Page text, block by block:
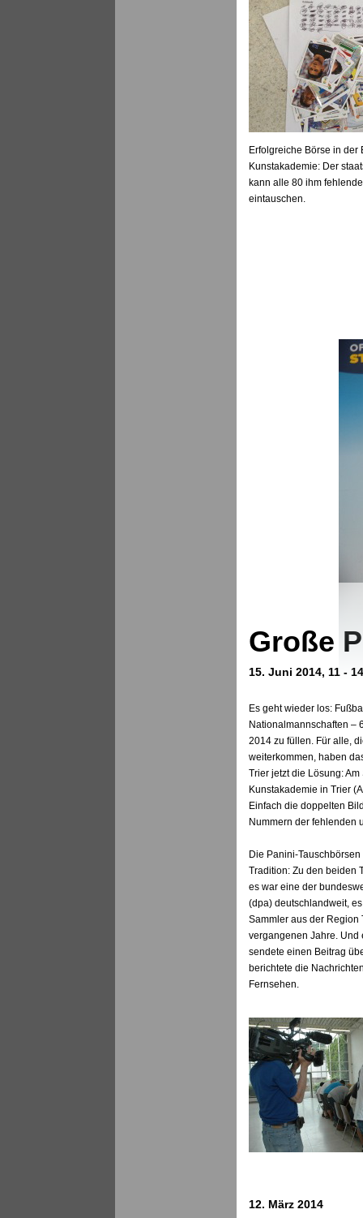
12. März 2014
Große
15. Juni 2014, 11 -
Es geht wieder los:
Nationalmannschaften –
2014 zu füllen. Für alle,
weiterkommen, haben
Trier jetzt die Lösung:
Kunstakademie in Trier
Einfach die doppelten
Nummern der fehlenden
Die Panini-
Tradition: Zu den beiden
es war eine der
(dpa) deutschlandweit,
Sammler aus der Region
vergangenen Jahre. Und
sendete einen Beitrag
berichtete die
Fernsehen.
Erfolgreiche Börse in der
Kunstakademie: Der
kann alle 80 ihm
eintauschen.